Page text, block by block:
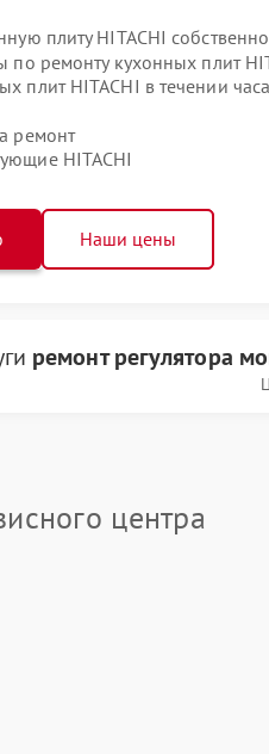
плиту HITACHI
по ремонту кухонных плит
плит HITACHI в течении часа
ремонт
HITACHI
Наши цены
ремонт регулятора
центра